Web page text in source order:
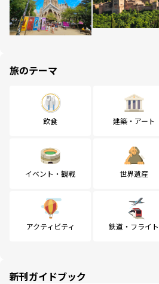
旅のテーマ
飲食 建築・アート
イベント・観戦 世界遺産
アクティビティ 鉄道・フライト
新刊ガイドブック